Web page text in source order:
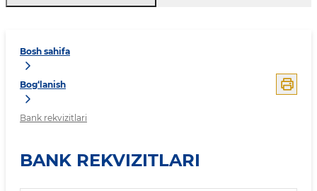
Bosh sahifa
Bog‘lanish
Bank rekvizitlari
BANK REKVIZITLARI